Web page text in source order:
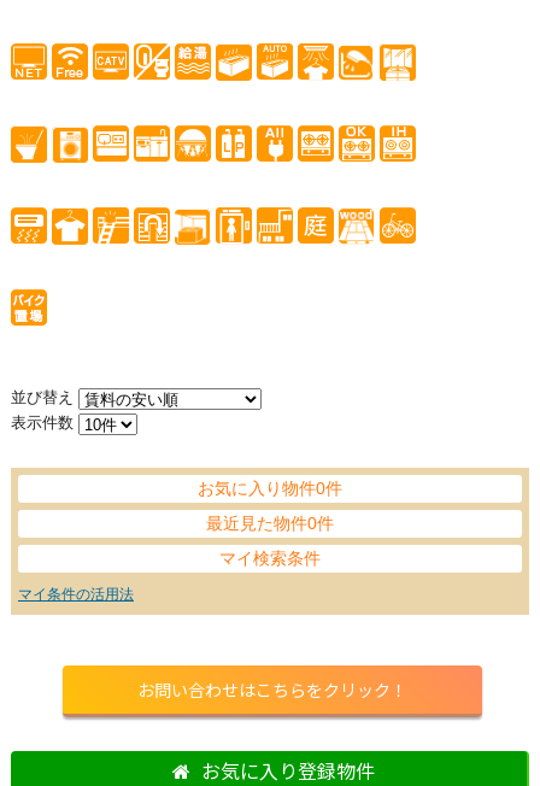
並び替え
表示件数
お気に入り物件0件
最近見た物件0件
マイ検索条件
マイ条件の活用法
お問い合わせはこちらをクリック！
お気に入り登録物件